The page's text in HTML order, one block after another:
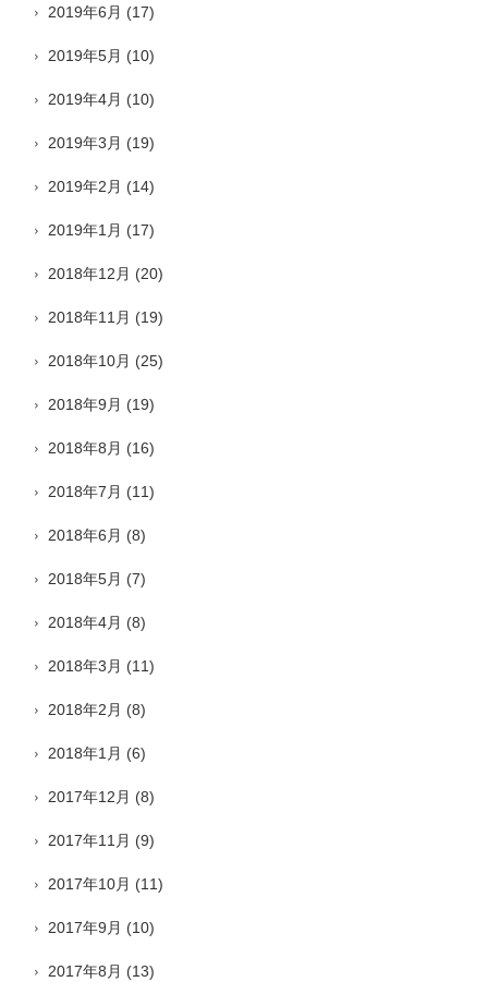
2019年6月 (17)
2019年5月 (10)
2019年4月 (10)
2019年3月 (19)
2019年2月 (14)
2019年1月 (17)
2018年12月 (20)
2018年11月 (19)
2018年10月 (25)
2018年9月 (19)
2018年8月 (16)
2018年7月 (11)
2018年6月 (8)
2018年5月 (7)
2018年4月 (8)
2018年3月 (11)
2018年2月 (8)
2018年1月 (6)
2017年12月 (8)
2017年11月 (9)
2017年10月 (11)
2017年9月 (10)
2017年8月 (13)